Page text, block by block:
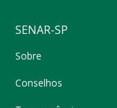
SENAR-SP
Sobre
Conselhos